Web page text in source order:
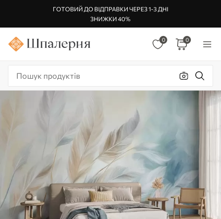
ГОТОВИЙ ДО ВІДПРАВКИ ЧЕРЕЗ 1-3 ДНІ
ЗНИЖКИ 40%
0 0